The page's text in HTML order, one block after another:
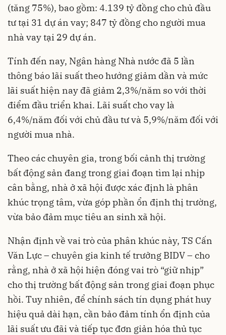
(tăng 75%), bao gồm: 4.139 tỷ đồng cho chủ đầu
tư tại 31 dự án vay; 847 tỷ đồng cho người mua
nhà vay tại 29 dự án.
Tính đến nay, Ngân hàng Nhà nước đã 5 lần
thông báo lãi suất theo hướng giảm dần và mức
lãi suất hiện nay đã giảm 2,3%/năm so với thời
điểm đầu triển khai. Lãi suất cho vay là
6,4%/năm đối với chủ đầu tư và 5,9%/năm đối với
người mua nhà.
Theo các chuyên gia, trong bối cảnh thị trường
bất động sản đang trong giai đoạn tìm lại nhịp
cân bằng, nhà ở xã hội được xác định là phân
khúc trọng tâm, vừa góp phần ổn định thị trường,
vừa bảo đảm mục tiêu an sinh xã hội.
Nhận định về vai trò của phân khúc này, TS Cấn
Văn Lực – chuyên gia kinh tế trưởng BIDV – cho
rằng, nhà ở xã hội hiện đóng vai trò “giữ nhịp”
cho thị trường bất động sản trong giai đoạn phục
hồi. Tuy nhiên, để chính sách tín dụng phát huy
hiệu quả dài hạn, cần bảo đảm tính ổn định của
lãi suất ưu đãi và tiếp tục đơn giản hóa thủ tục